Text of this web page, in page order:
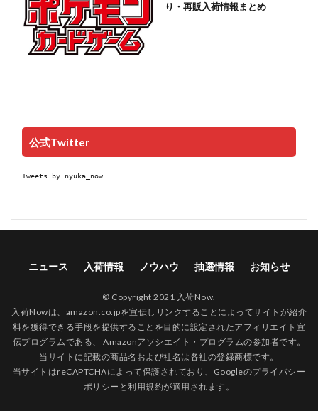
り・再販入荷情報まとめ
公式Twitter
Tweets by nyuka_now
ニュース 入荷情報 ノウハウ 抽選情報 お知らせ
© Copyright 2021 入荷Now.
入荷Nowは、amazon.co.jpを宣伝しリンクすることによってサイトが紹介
料を獲得できる手段を提供することを目的に設定されたアフィリエイト宣
伝プログラムである、 Amazonアソシエイト・プログラムの参加者です。
当サイトに記載の商品名および社名は各社の登録商標です。
当サイトはreCAPTCHAによって保護されており、Googleのプライバシー
ポリシー と利用規約が適用されます。